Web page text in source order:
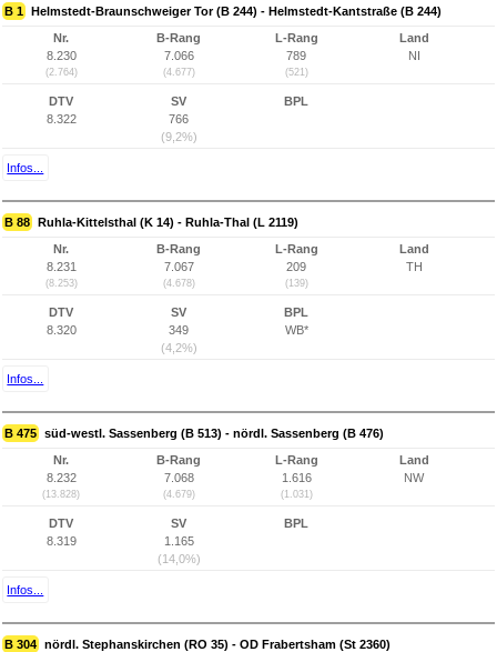
B 1 Helmstedt-Braunschweiger Tor (B 244) - Helmstedt-Kantstraße (B 244)
Nr.
8.230
(2.764)
B-Rang
7.066
(4.677)
L-Rang
789
(521)
Land
NI
DTV
8.322
SV
766
(9,2%)
BPL
Infos...
B 88 Ruhla-Kittelsthal (K 14) - Ruhla-Thal (L 2119)
Nr.
8.231
(8.253)
B-Rang
7.067
(4.678)
L-Rang
209
(139)
Land
TH
DTV
8.320
SV
349
(4,2%)
BPL
WB*
Infos...
B 475 süd-westl. Sassenberg (B 513) - nördl. Sassenberg (B 476)
Nr.
8.232
(13.828)
B-Rang
7.068
(4.679)
L-Rang
1.616
(1.031)
Land
NW
DTV
8.319
SV
1.165
(14,0%)
BPL
Infos...
B 304 nördl. Stephanskirchen (RO 35) - OD Frabertsham (St 2360)